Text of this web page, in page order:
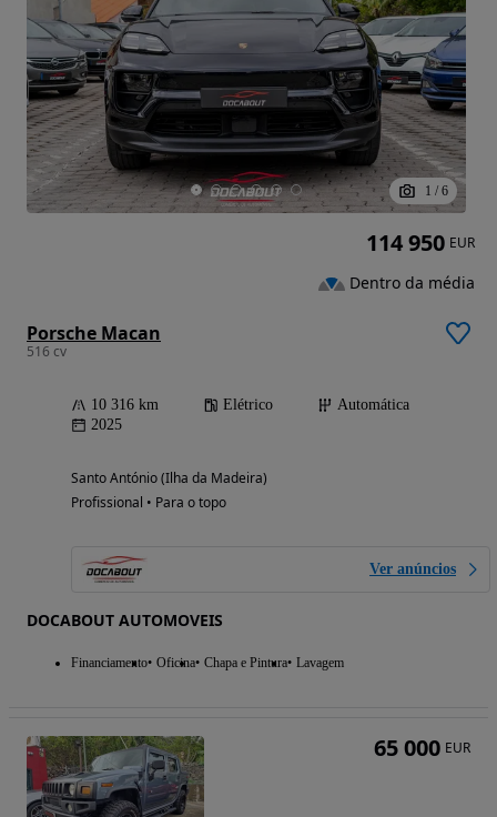
1 / 6
Porsche Macan
516 cv
10 316 km Elétrico
Automática
2025
Santo António (Ilha da Madeira)
Profissional • Para o topo
Ver anúncios
DOCABOUT AUTOMOVEIS
Financiamento Oficina Chapa e Pintura Lavagem
114 950 EUR
Dentro da média
65 000 EUR